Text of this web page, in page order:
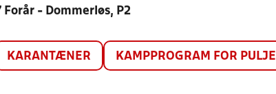
Forår - Dommerløs, P2
KARANTÆNER KAMPPROGRAM FOR PULJE